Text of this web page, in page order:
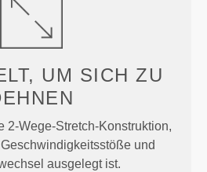
UM SICH ZU
2-Wege-Stretch-Konstruktion,
und
ausgelegt ist.